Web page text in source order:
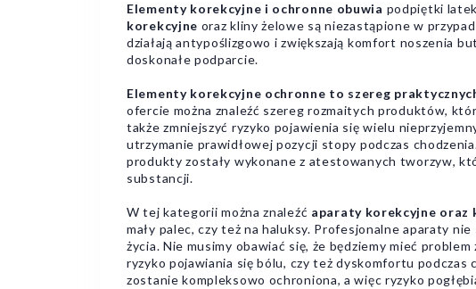
Elementy korekcyjne i ochronne obuwia podpiętki
korekcyjne oraz kliny żelowe są niezastąpione w
działają antypoślizgowo i zwiększają komfort noszenia
doskonałe podparcie.
Elementy korekcyjne ochronne to szereg
ofercie można znaleźć szereg rozmaitych produktów,
także zmniejszyć ryzyko pojawienia się wielu
utrzymanie prawidłowej pozycji stopy podczas
produkty zostały wykonane z atestowanych tworzyw,
substancji.
W tej kategorii można znaleźć aparaty korekcyjne oraz
mały palec, czy też na haluksy. Profesjonalne aparaty
życia. Nie musimy obawiać się, że będziemy mieć
ryzyko pojawiania się bólu, czy też dyskomfortu podczas
zostanie kompleksowo ochroniona, a więc ryzyko